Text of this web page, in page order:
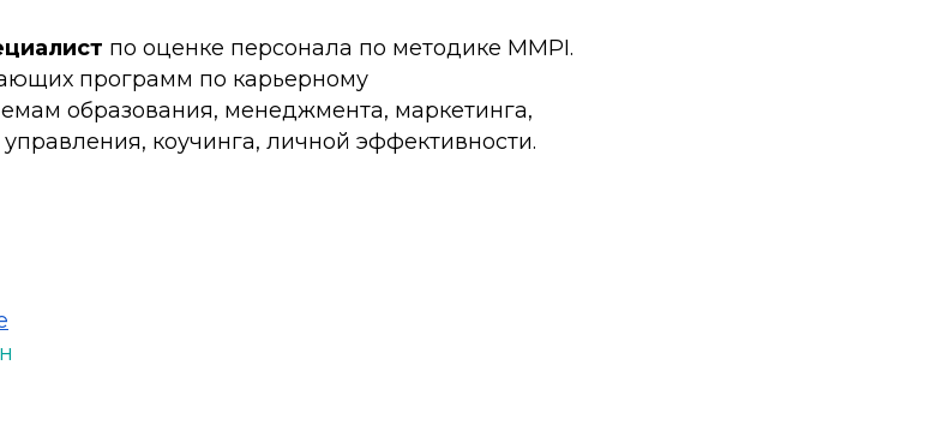
по оценке персонала по методике MMPI.
программ по карьерному
образования, менеджмента, маркетинга,
коучинга, личной эффективности.